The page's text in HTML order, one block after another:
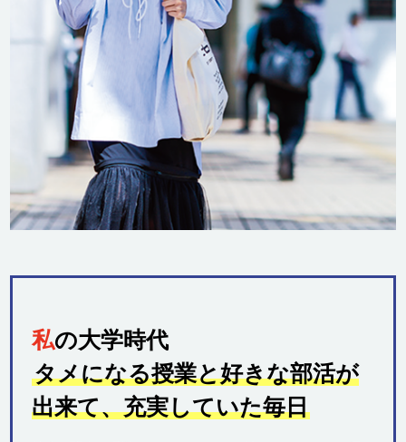
私の大学時代
タメになる授業と好きな部活が
出来て、充実していた毎日